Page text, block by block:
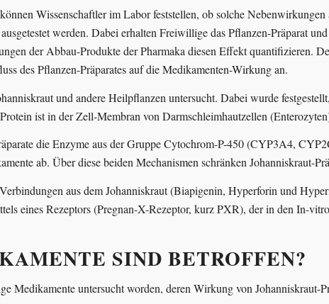
Wissenschaftler im Labor feststellen, ob solche
werden. Dabei erhalten Freiwillige das Pflanzen-Präparat
der Abbau-Produkte der Pharmaka diesen Effekt quantifizieren.
des Pflanzen-Präparates auf die Medikamenten-Wirkung an.
und andere Heilpflanzen untersucht. Dabei wurde
ist in der Zell-Membran von Darmschleimhautzellen
die Enzyme aus der Gruppe Cyto­chrom-P-450 (CYP3A4,
ab. Über diese beiden Mechanismen schränken Johanniskraut-
aus dem Johanniskraut (Biapigenin, Hyperforin und
eines Rezeptors (Pregnan-X-Rezeptor, kurz PXR), der in den In-
SIND BETROFFEN?
Medikamente untersucht worden, deren Wirkung von Johanniskraut-